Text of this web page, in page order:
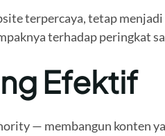
terpercaya, tetap
terhadap peringkat
Efektif
— membangun konten